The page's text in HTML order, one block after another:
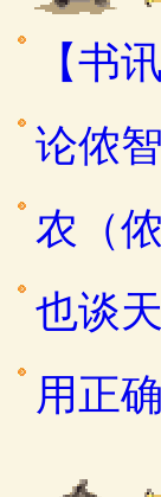
【书
论侬
农（
也谈
用正